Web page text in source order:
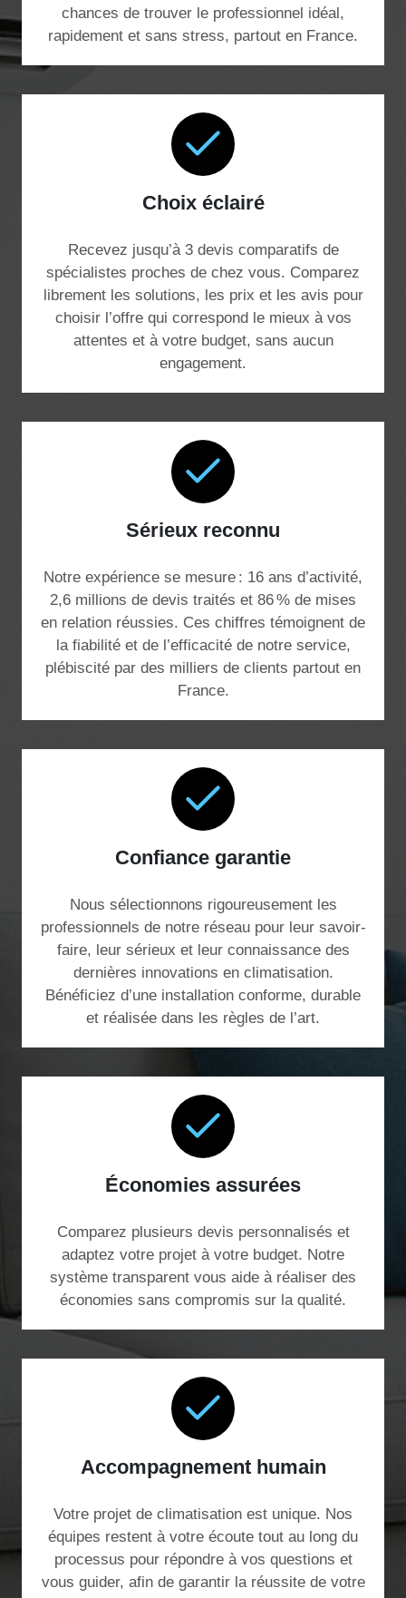
chances de trouver le professionnel idéal,
rapidement et sans stress, partout en France.
Choix éclairé
Recevez jusqu’à 3 devis comparatifs de
spécialistes proches de chez vous. Comparez
librement les solutions, les prix et les avis pour
choisir l’offre qui correspond le mieux à vos
attentes et à votre budget, sans aucun
engagement.
Sérieux reconnu
Notre expérience se mesure : 16 ans d’activité,
2,6 millions de devis traités et 86 % de mises
en relation réussies. Ces chiffres témoignent de
la fiabilité et de l’efficacité de notre service,
plébiscité par des milliers de clients partout en
France.
Confiance garantie
Nous sélectionnons rigoureusement les
professionnels de notre réseau pour leur savoir-
faire, leur sérieux et leur connaissance des
dernières innovations en climatisation.
Bénéficiez d’une installation conforme, durable
et réalisée dans les règles de l’art.
Économies assurées
Comparez plusieurs devis personnalisés et
adaptez votre projet à votre budget. Notre
système transparent vous aide à réaliser des
économies sans compromis sur la qualité.
Accompagnement humain
Votre projet de climatisation est unique. Nos
équipes restent à votre écoute tout au long du
processus pour répondre à vos questions et
vous guider, afin de garantir la réussite de votre